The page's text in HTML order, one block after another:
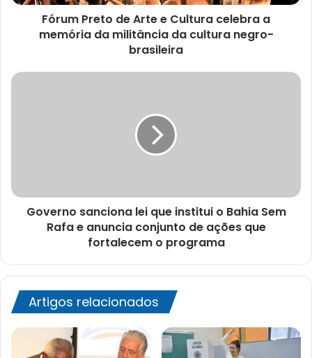
memória
militância
negro-
Fórum Preto de Arte e Cultura celebra a
memória da militância da cultura negro-
brasileira
Governo
Rafa
ações
fortalecem
o
programa
Governo sanciona lei que institui o Bahia Sem
Rafa e anuncia conjunto de ações que
fortalecem o programa
Artigos relacionados